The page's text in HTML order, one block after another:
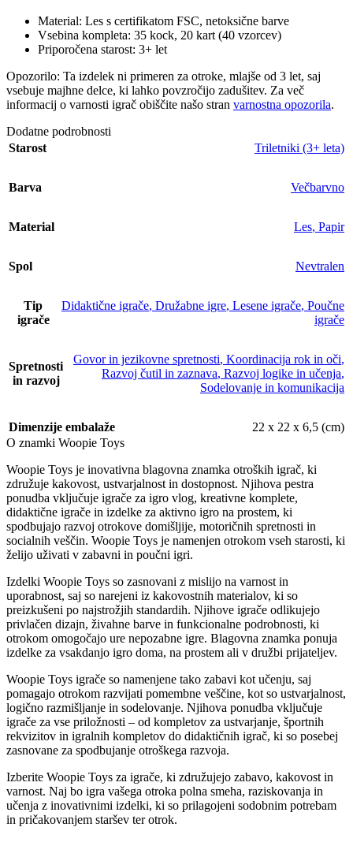
Material: Les s certifikatom FSC, netoksične barve
Vsebina kompleta: 35 kock, 20 kart (40 vzorcev)
Priporočena starost: 3+ let
Opozorilo: Ta izdelek ni primeren za otroke, mlajše od 3 let, saj
vsebuje majhne delce, ki lahko povzročijo zadušitev. Za več
informacij o varnosti igrač obiščite našo stran varnostna opozorila.
Dodatne podrobnosti
Starost
Triletniki (3+ leta)
Barva Večbarvno
Material Les, Papir
Spol Nevtralen
Tip
igrače
Didaktične igrače, Družabne igre, Lesene igrače, Poučne
igrače
Spretnosti
in razvoj
Govor in jezikovne spretnosti, Koordinacija rok in oči,
Razvoj čutil in zaznava, Razvoj logike in učenja,
Sodelovanje in komunikacija
Dimenzije embalaže
22 x 22 x 6,5 (cm)
O znamki Woopie Toys
Woopie Toys je inovativna blagovna znamka otroških igrač, ki
združuje kakovost, ustvarjalnost in dostopnost. Njihova pestra
ponudba vključuje igrače za igro vlog, kreativne komplete,
didaktične igrače in izdelke za aktivno igro na prostem, ki
spodbujajo razvoj otrokove domišljije, motoričnih spretnosti in
socialnih veščin. Woopie Toys je namenjen otrokom vseh starosti, ki
želijo uživati v zabavni in poučni igri.
Izdelki Woopie Toys so zasnovani z mislijo na varnost in
uporabnost, saj so narejeni iz kakovostnih materialov, ki so
preizkušeni po najstrožjih standardih. Njihove igrače odlikujejo
privlačen dizajn, živahne barve in funkcionalne podrobnosti, ki
otrokom omogočajo ure nepozabne igre. Blagovna znamka ponuja
izdelke za vsakdanjo igro doma, na prostem ali v družbi prijateljev.
Woopie Toys igrače so namenjene tako zabavi kot učenju, saj
pomagajo otrokom razvijati pomembne veščine, kot so ustvarjalnost,
logično razmišljanje in sodelovanje. Njihova ponudba vključuje
igrače za vse priložnosti – od kompletov za ustvarjanje, športnih
rekvizitov in igralnih kompletov do didaktičnih igrač, ki so posebej
zasnovane za spodbujanje otroškega razvoja.
Izberite Woopie Toys za igrače, ki združujejo zabavo, kakovost in
varnost. Naj bo igra vašega otroka polna smeha, raziskovanja in
učenja z inovativnimi izdelki, ki so prilagojeni sodobnim potrebam
in pričakovanjem staršev ter otrok.